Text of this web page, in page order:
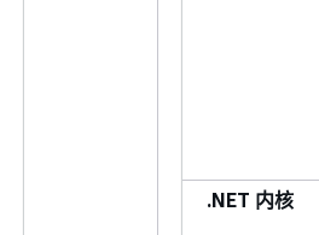
.NET 内核